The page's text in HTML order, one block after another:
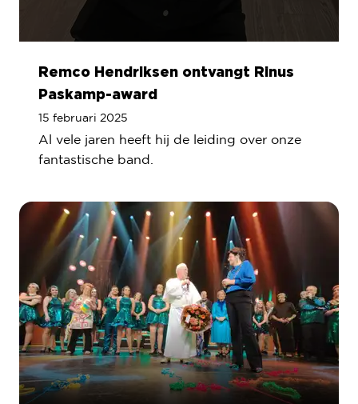
Remco Hendriksen ontvangt Rinus
Paskamp-award
15 februari 2025
Al vele jaren heeft hij de leiding over onze
fantastische band.
Lees meer